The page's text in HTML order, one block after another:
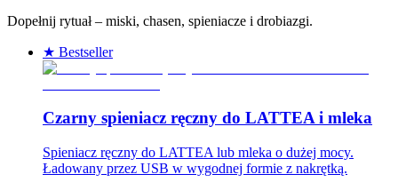
Dopełnij rytuał – miski, chasen, spieniacze i drobiazgi.
★ Bestseller
Czarny spieniacz ręczny do LATTEA i mleka
Spieniacz ręczny do LATTEA lub mleka o dużej mocy.
Ładowany przez USB w wygodnej formie z nakrętką.